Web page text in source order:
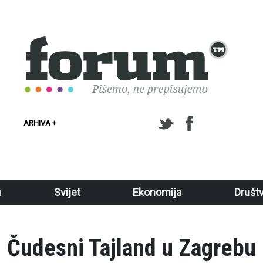
ARHIVA +
Svijet Ekonomija
Čudesni Tajland u Zagrebu